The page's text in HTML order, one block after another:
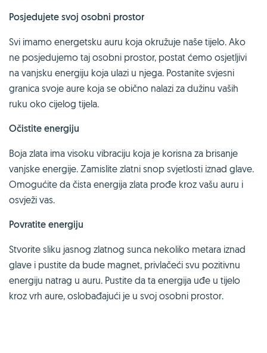
Posjedujete svoj osobni prostor
Svi imamo energetsku auru koja okružuje naše tijelo. Ako
ne posjedujemo taj osobni prostor, postat ćemo osjetljivi
na vanjsku energiju koja ulazi u njega. Postanite svjesni
granica svoje aure koja se obično nalazi za dužinu vaših
ruku oko cijelog tijela.
Očistite energiju
Boja zlata ima visoku vibraciju koja je korisna za brisanje
vanjske energije. Zamislite zlatni snop svjetlosti iznad glave.
Omogućite da čista energija zlata prođe kroz vašu auru i
osvježi vas.
Povratite energiju
Stvorite sliku jasnog zlatnog sunca nekoliko metara iznad
glave i pustite da bude magnet, privlačeći svu pozitivnu
energiju natrag u auru. Pustite da ta energija uđe u tijelo
kroz vrh aure, oslobađajući je u svoj osobni prostor.